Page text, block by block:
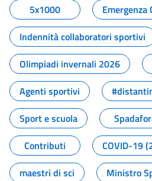
5x1000
Emergenza
Indennità collaboratori sportivi
Olimpiadi invernali 2026
Agenti sportivi
Sport e scuola
Contributi
COVID-19
maestri di sci
Ministro